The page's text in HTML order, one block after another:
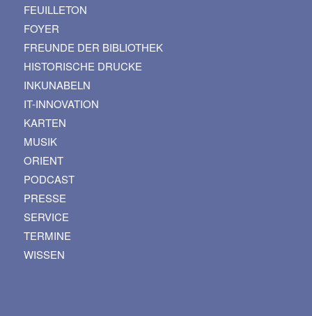
FEUILLETON
FOYER
FREUNDE DER BIBLIOTHEK
HISTORISCHE DRUCKE
INKUNABELN
IT-INNOVATION
KARTEN
MUSIK
ORIENT
PODCAST
PRESSE
SERVICE
TERMINE
WISSEN